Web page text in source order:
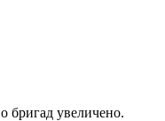
бригад увеличено.